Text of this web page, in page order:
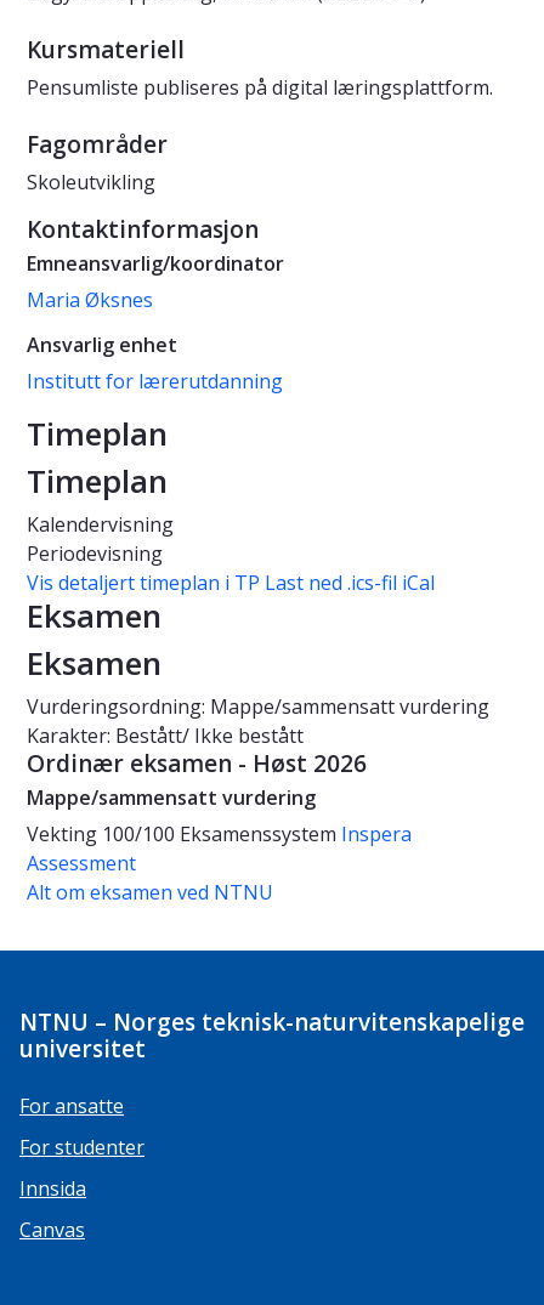
Kursmateriell
Pensumliste publiseres på digital læringsplattform.
Fagområder
Skoleutvikling
Kontaktinformasjon
Emneansvarlig/koordinator
Maria Øksnes
Ansvarlig enhet
Institutt for lærerutdanning
Timeplan
Timeplan
Kalendervisning
Periodevisning
Vis detaljert timeplan i TP Last ned .ics-fil iCal
Eksamen
Eksamen
Vurderingsordning: Mappe/sammensatt vurdering
Karakter: Bestått/ Ikke bestått
Ordinær eksamen - Høst 2026
Mappe/sammensatt vurdering
Vekting 100/100 Eksamenssystem Inspera
Assessment
Alt om eksamen ved NTNU
NTNU – Norges teknisk-naturvitenskapelige
universitet
For ansatte
For studenter
Innsida
Canvas